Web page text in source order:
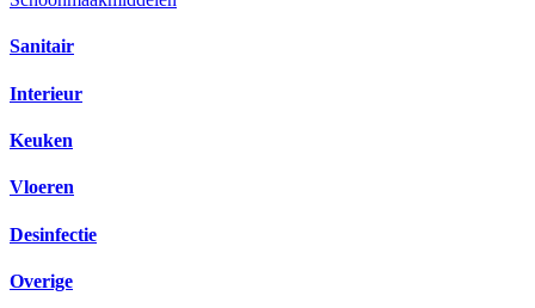
Sanitair
Interieur
Keuken
Vloeren
Desinfectie
Overige